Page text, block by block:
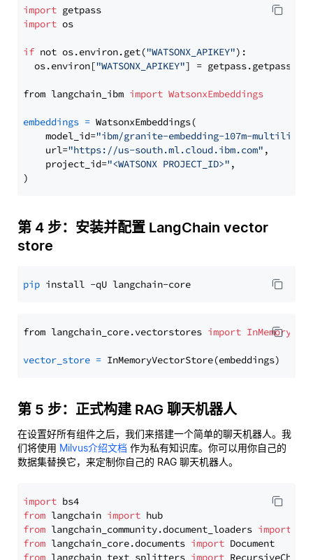
import
import os
if not os.environ.get("WATSONX_APIKEY"):
  os.environ[
"WATSONX_APIKEY"] = getpass.getpass(
from langchain_ibm import WatsonxEmbeddings
embeddings = WatsonxEmbeddings(
    model_id=
"ibm/granite-embedding-107m-
    url=
"https://us-south.ml.cloud.ibm.com" ,
    project_id=
"<WATSONX PROJECT_ID>" ,
第 4 步：安装并配置 LangChain vector
store
pip
from langchain_core.vectorstores import
vector_store =
第 5 步：正式构建 RAG 聊天机器人
在设置好所有组件之后，我们来搭建一个简单的聊天机器人。我
们将使用 Milvus介绍文档 作为私有知识库。你可以用你自己的
数据集替换它，来定制你自己的 RAG 聊天机器人。
import
from langchain import
from langchain_community.document_loaders import
from langchain_core.documents import
from langchain_text_splitters import